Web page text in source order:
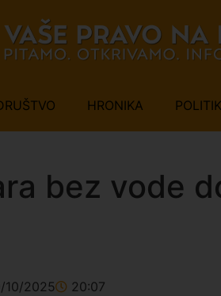
HRONIKA
bez vode
10/2025 20:07